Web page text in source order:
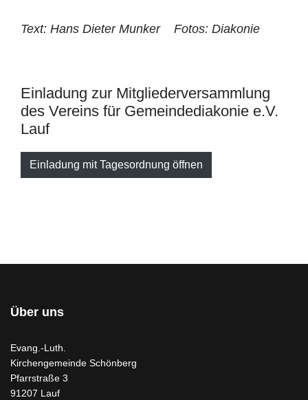
Text: Hans Dieter Munker Fotos: Diakonie
Einladung zur Mitgliederversammlung
des Vereins für Gemeindediakonie e.V.
Lauf
Einladung mit Tagesordnung öffnen
Über uns
Evang.-Luth.
Kirchengemeinde Schönberg
Pfarrstraße 3
91207 Lauf